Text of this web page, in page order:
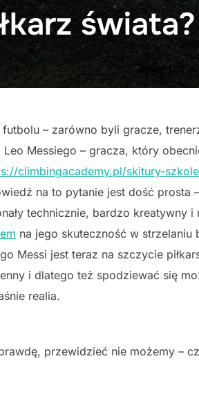
świata?
– zarówno byli gracze,
Messiego – gracza, który
climbingacademy.pl/skitury-
na to pytanie jest dość prosta
technicznie, bardzo kreatywny i
na jego skuteczność w strzelaniu
Messi jest teraz na szczycie
i dlatego też spodziewać się
realia.
przewidzieć nie możemy –